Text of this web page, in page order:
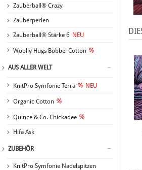
Zauberball® Crazy
Zauberperlen
Zauberball® Stärke 6 NEU
Woolly Hugs Bobbel Cotton
AUS ALLER WELT
KnitPro Symfonie Terra NEU
Organic Cotton
Quince & Co. Chickadee
Hifa Ask
ZUBEHÖR
KnitPro Symfonie Nadelspitzen